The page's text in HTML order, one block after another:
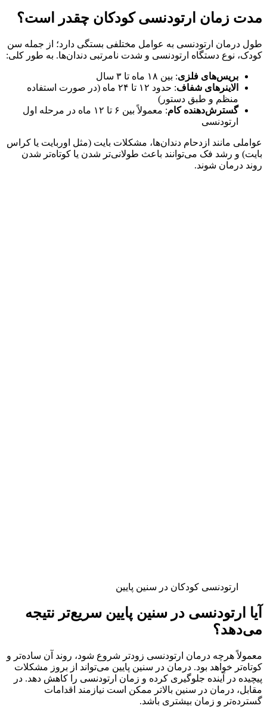
مدت زمان ارتودنسی کودکان چقدر است؟
طول درمان ارتودنسی به عوامل مختلفی بستگی دارد؛ از جمله سن
کودک، نوع دستگاه ارتودنسی و شدت نامرتبی دندان‌ها. به طور کلی:
بریس‌های فلزی: بین ۱۸ ماه تا ۳ سال
الاینرهای شفاف
: حدود ۱۲ تا ۲۴ ماه (در صورت استفاده
منظم و طبق دستور)
گسترش‌دهنده کام
: معمولاً بین ۶ تا ۱۲ ماه در مرحله اول
ارتودنسی
عواملی مانند ازدحام دندان‌ها، مشکلات بایت (مثل اوربایت یا کراس
بایت) و رشد فک می‌توانند باعث طولانی‌تر شدن یا کوتاه‌تر شدن
روند درمان شوند.
ارتودنسی کودکان در سنین پایین
آیا ارتودنسی در سنین پایین سریع‌تر نتیجه
می‌دهد؟
معمولاً هرچه درمان ارتودنسی زودتر شروع شود، روند آن ساده‌تر و
کوتاه‌تر خواهد بود. درمان در سنین پایین می‌تواند از بروز مشکلات
پیچیده در آینده جلوگیری کرده و زمان ارتودنسی را کاهش دهد. در
مقابل، درمان در سنین بالاتر ممکن است نیازمند اقدامات
گسترده‌تر و زمان بیشتری باشد.